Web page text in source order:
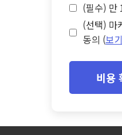
(필수) 만
(선택) 마
동의 (보
비용